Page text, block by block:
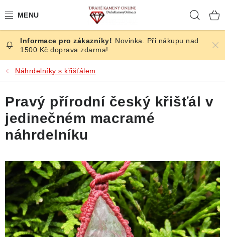
na
ČESKÉ KAMENY
ŠPERKY
KAMENY ZE SVĚTA
BROUŠENÉ
ÚČINKY
KRYSTALY
ČLÁNKY
Novinka. Při nákupu nad
1500 Kč doprava zdarma!
Náhrdelníky s křišťálem
Pravý přírodní český křišťál v
jedinečném macramé
náhrdelníku